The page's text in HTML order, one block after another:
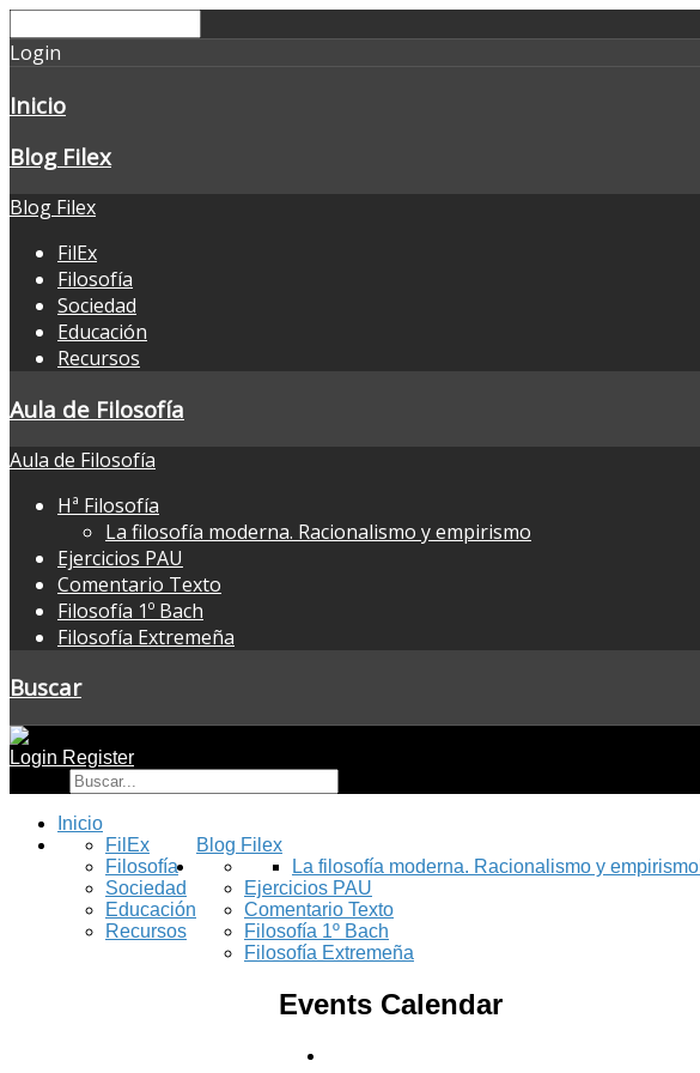
Login
Inicio
Blog Filex
Blog Filex
FilEx
Filosofía
Sociedad
Educación
Recursos
Aula de Filosofía
Aula de Filosofía
Hª Filosofía
La filosofía moderna. Racionalismo y empirismo
Ejercicios PAU
Comentario Texto
Filosofía 1º Bach
Filosofía Extremeña
Buscar
Login Register
Inicio
Blog Filex
FilEx
Filosofía
Sociedad
Educación
Recursos
La filosofía moderna. Racionalismo y empirismo
Ejercicios PAU
Comentario Texto
Filosofía 1º Bach
Filosofía Extremeña
Events Calendar